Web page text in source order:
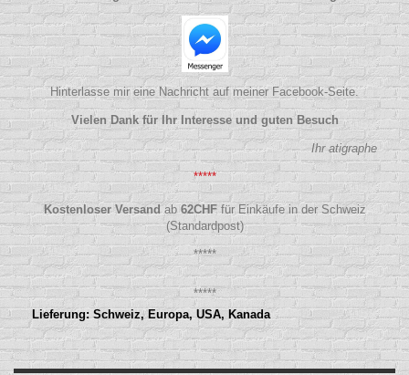
Hinterlasse mir eine Nachricht auf meiner Facebook-Seite.
Vielen Dank für Ihr Interesse und guten Besuch
Ihr atigraphe
*****
Kostenloser Versandab 62CHFfür Einkäufe in der Schweiz
(Standardpost)
*****
*****
Lieferung: Schweiz, Europa, USA, Kanada